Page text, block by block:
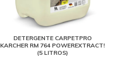
DETERGENTE CARPETPRO
KARCHER RM 764 POWEREXTRACT!
(5 LITROS)